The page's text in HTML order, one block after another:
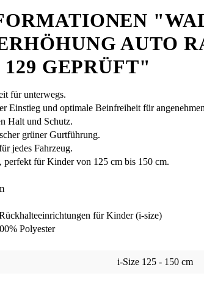
AUTO
GEPRÜFT"
für unterwegs.
Einstieg und optimale Beinfreiheit für
Halt und Schutz.
grüner Gurtführung.
jedes Fahrzeug.
für Kinder von 125 cm bis 150 cm.
für Kinder (i-size)
Polyester
i-Size 125 - 150 cm